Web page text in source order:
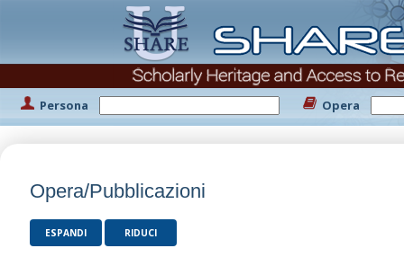
Persona Opera
Opera/Pubblicazioni
ESPANDI RIDUCI